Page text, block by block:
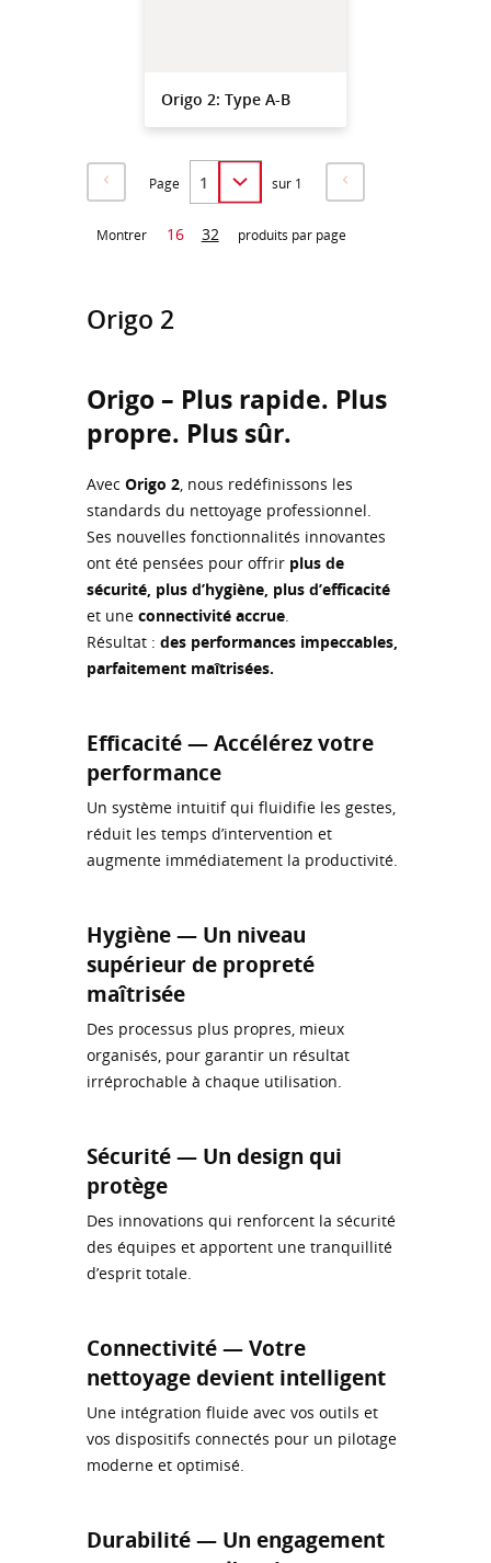
Origo 2: Type A-B
Page sur 1
Montrer 16 32 produits par page
Origo 2
Origo – Plus rapide. Plus
propre. Plus sûr.
Avec Origo 2, nous redéfinissons les
standards du nettoyage professionnel.
Ses nouvelles fonctionnalités innovantes
ont été pensées pour offrir plus de
sécurité, plus d’hygiène, plus d’efficacité
et une connectivité accrue.
Résultat : des performances impeccables,
parfaitement maîtrisées.
Efficacité — Accélérez votre
performance
Un système intuitif qui fluidifie les gestes,
réduit les temps d’intervention et
augmente immédiatement la productivité.
Hygiène — Un niveau
supérieur de propreté
maîtrisée
Des processus plus propres, mieux
organisés, pour garantir un résultat
irréprochable à chaque utilisation.
Sécurité — Un design qui
protège
Des innovations qui renforcent la sécurité
des équipes et apportent une tranquillité
d’esprit totale.
Connectivité — Votre
nettoyage devient intelligent
Une intégration fluide avec vos outils et
vos dispositifs connectés pour un pilotage
moderne et optimisé.
Durabilité — Un engagement